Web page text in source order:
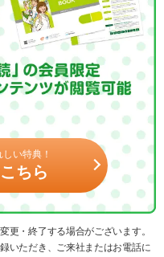
い特典！
ちら
・終了する場合がございます。
いただき、ご来社またはお電話に